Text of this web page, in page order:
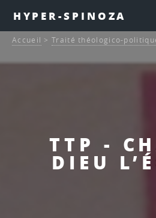
HYPER-SPINOZA
TTP -
DIEU
Accueil >Traité théologico-